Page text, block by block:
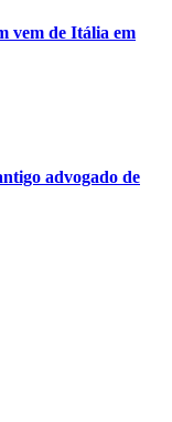
vem de Itália em
advogado de